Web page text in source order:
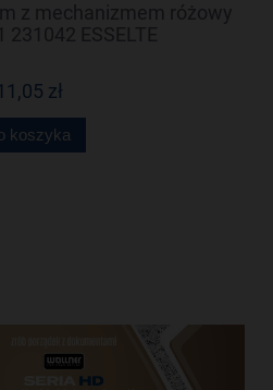
z mechanizmem różowy
231042 ESSELTE
zł
koszyka